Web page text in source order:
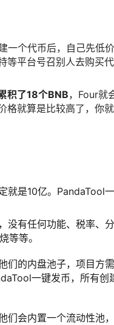
一个代币后，自己先低
平台号召别人去购买
积了18个BNB，Four就
就算是比较高了，你
就是10亿。PandaTool
没有任何功能、税率、
等等。
们的内盘池子，项目方
一键发币，所有
们会内置一个流动性池